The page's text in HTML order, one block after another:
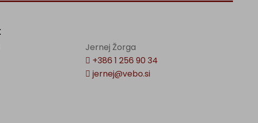
Jernej Žorga
+386 1 256 90 34
jernej@vebo.si